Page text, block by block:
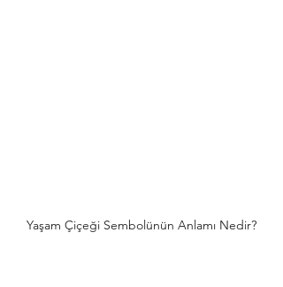
Yaşam Çiçeği Sembolünün Anlamı Nedir?